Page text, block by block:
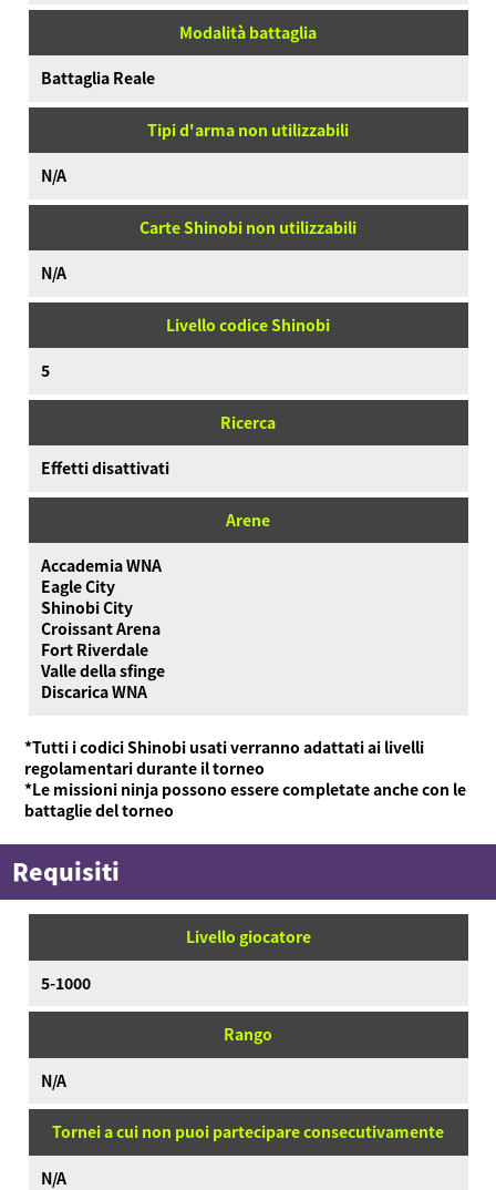
Modalità battaglia
Battaglia Reale
Tipi d'arma non utilizzabili
N/A
Carte Shinobi non utilizzabili
N/A
Livello codice Shinobi
5
Ricerca
Effetti disattivati
Arene
Accademia WNA
Eagle City
Shinobi City
Croissant Arena
Fort Riverdale
Valle della sfinge
Discarica WNA
*Tutti i codici Shinobi usati verranno adattati ai livelli
regolamentari durante il torneo
*Le missioni ninja possono essere completate anche con le
battaglie del torneo
Requisiti
Livello giocatore
5-1000
Rango
N/A
Tornei a cui non puoi partecipare consecutivamente
N/A